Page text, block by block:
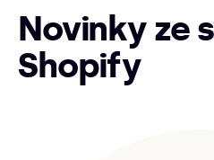
Novinky ze
Shopify